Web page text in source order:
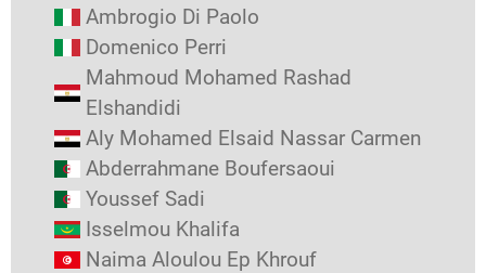
Ambrogio Di Paolo
Domenico Perri
Mahmoud Mohamed Rashad
Elshandidi
Aly Mohamed Elsaid Nassar Carmen
Abderrahmane Boufersaoui
Youssef Sadi
Isselmou Khalifa
Naima Aloulou Ep Khrouf